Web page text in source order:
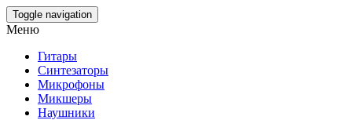
Skip
to
content
Toggle navigation
Меню
Гитары
Синтезаторы
Микрофоны
Микшеры
Наушники